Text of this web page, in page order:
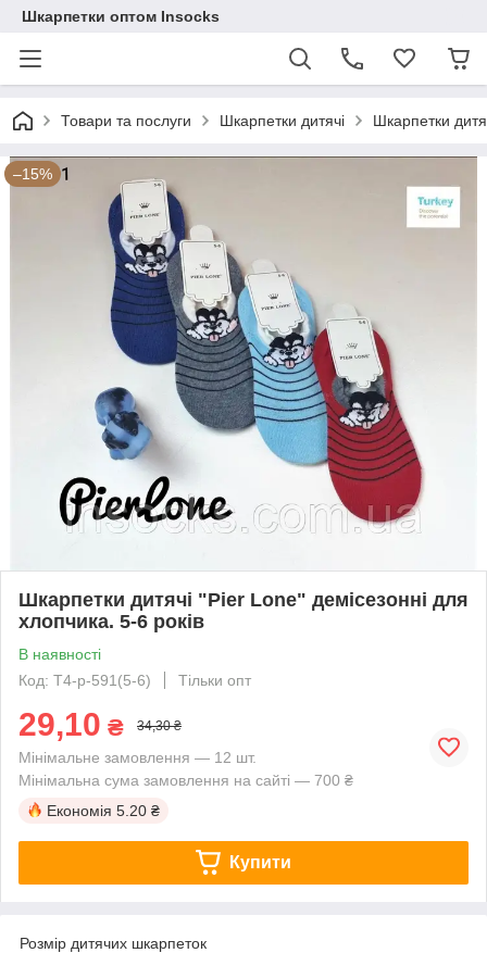
Шкарпетки оптом Insocks
Товари та послуги Шкарпетки дитячі Шкарпетки
–15%
Шкарпетки дитячі "Pier Lone" демісезонні для
хлопчика. 5-6 років
В наявності
Код: T4-p-591(5-6)
Тільки опт
29,10 ₴ 34,30 ₴
Мінімальне замовлення — 12 шт.
Мінімальна сума замовлення на сайті — 700 ₴
Економія 5.20 ₴
Купити
Розмір дитячих шкарпеток